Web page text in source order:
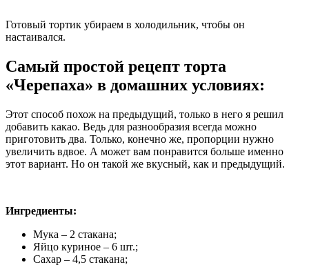
Готовый тортик убираем в холодильник, чтобы он
настаивался.
Самый простой рецепт торта
«Черепаха» в домашних условиях:
Этот способ похож на предыдущий, только в него я решил
добавить какао. Ведь для разнообразия всегда можно
приготовить два. Только, конечно же, пропорции нужно
увеличить вдвое. А может вам понравится больше именно
этот вариант. Но он такой же вкусный, как и предыдущий.
Ингредиенты:
Мука – 2 стакана;
Яйцо куриное – 6 шт.;
Сахар – 4,5 стакана;